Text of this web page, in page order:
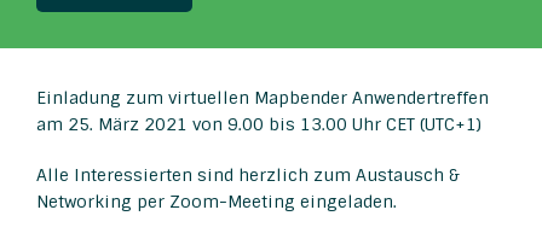
Einladung zum virtuellen Mapbender Anwendertreffen
am 25. März 2021 von 9.00 bis 13.00 Uhr CET (UTC+1)
Alle Interessierten sind herzlich zum Austausch &
Networking per Zoom-Meeting eingeladen.